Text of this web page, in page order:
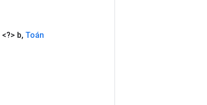
<?> b, Toán